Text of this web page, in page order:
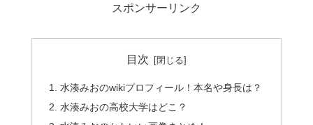
スポンサーリンク
目次
水湊みおのwikiプロフィール！本名や身長は？
水湊みおの高校大学はどこ？